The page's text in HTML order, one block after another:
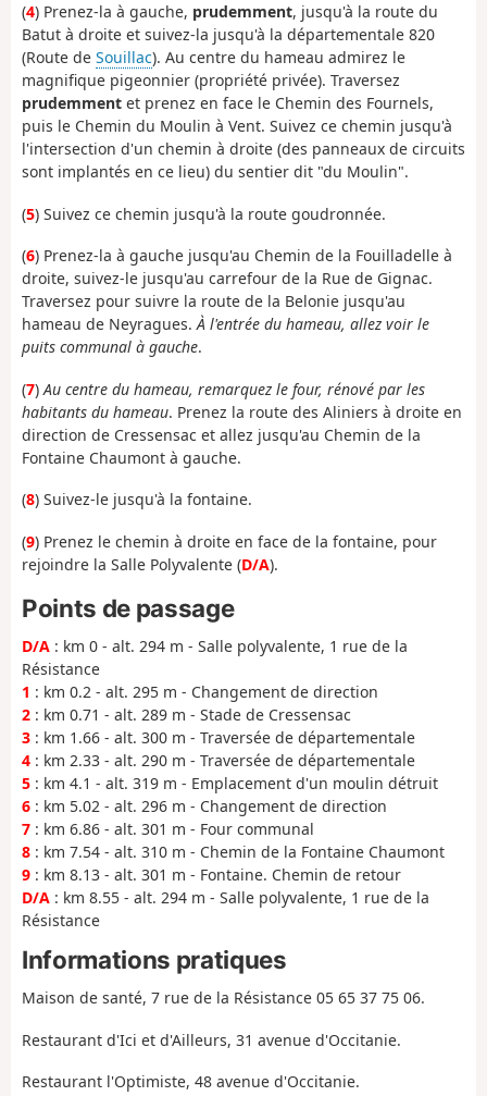
(4) Prenez-la à gauche, prudemment, jusqu'à la route du
Batut à droite et suivez-la jusqu'à la départementale 820
(Route de Souillac). Au centre du hameau admirez le
magnifique pigeonnier (propriété privée). Traversez
prudemment et prenez en face le Chemin des Fournels,
puis le Chemin du Moulin à Vent. Suivez ce chemin jusqu'à
l'intersection d'un chemin à droite (des panneaux de circuits
sont implantés en ce lieu) du sentier dit "du Moulin".
(5) Suivez ce chemin jusqu'à la route goudronnée.
(6) Prenez-la à gauche jusqu'au Chemin de la Fouilladelle à
droite, suivez-le jusqu'au carrefour de la Rue de Gignac.
Traversez pour suivre la route de la Belonie jusqu'au
hameau de Neyragues.À l'entrée du hameau, allez voir le
puits communal à gauche.
(7) Au centre du hameau, remarquez le four, rénové par les
habitants du hameau. Prenez la route des Aliniers à droite en
direction de Cressensac et allez jusqu'au Chemin de la
Fontaine Chaumont à gauche.
(8) Suivez-le jusqu'à la fontaine.
(9) Prenez le chemin à droite en face de la fontaine, pour
rejoindre la Salle Polyvalente (D/A).
Points de passage
D/A : km 0 - alt. 294 m - Salle polyvalente, 1 rue de la
Résistance
1 : km 0.2 - alt. 295 m - Changement de direction
2 : km 0.71 - alt. 289 m - Stade de Cressensac
3 : km 1.66 - alt. 300 m - Traversée de départementale
4 : km 2.33 - alt. 290 m - Traversée de départementale
5 : km 4.1 - alt. 319 m - Emplacement d'un moulin détruit
6 : km 5.02 - alt. 296 m - Changement de direction
7 : km 6.86 - alt. 301 m - Four communal
8 : km 7.54 - alt. 310 m - Chemin de la Fontaine Chaumont
9 : km 8.13 - alt. 301 m - Fontaine. Chemin de retour
D/A : km 8.55 - alt. 294 m - Salle polyvalente, 1 rue de la
Résistance
Informations pratiques
Maison de santé, 7 rue de la Résistance 05 65 37 75 06.
Restaurant d'Ici et d'Ailleurs, 31 avenue d'Occitanie.
Restaurant l'Optimiste, 48 avenue d'Occitanie.